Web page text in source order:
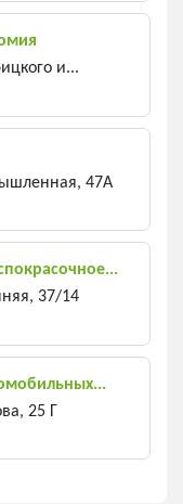
и...
47А
37/14
25 Г